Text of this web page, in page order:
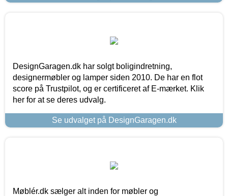
DesignGaragen.dk har solgt boligindretning,
designermøbler og lamper siden 2010. De har en flot
score på Trustpilot, og er certificeret af E-mærket. Klik
her for at se deres udvalg.
Se udvalget på DesignGaragen.dk
Møblér.dk sælger alt inden for møbler og